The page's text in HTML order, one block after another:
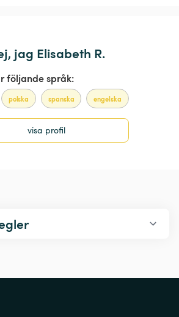
jag Elisabeth R.
följande språk:
polska spanska engelska
visa profil